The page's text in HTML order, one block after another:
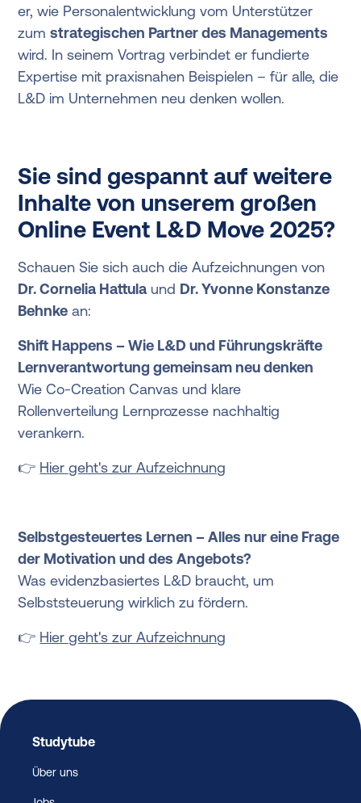
er, wie Personalentwicklung vom Unterstützer
zumstrategischen Partner des Managements
wird. In seinem Vortrag verbindet er fundierte
Expertise mit praxisnahen Beispielen – für alle, die
L&D im Unternehmen neu denken wollen.
Sie sind gespannt auf weitere
Inhalte von unserem großen
Online Event L&D Move 2025?
Schauen Sie sich auch die Aufzeichnungen von
Dr. Cornelia Hattula und Dr. Yvonne Konstanze
Behnke an:
Shift Happens – Wie L&D und Führungskräfte
Lernverantwortung gemeinsam neu denken
Wie Co-Creation Canvas und klare
Rollenverteilung Lernprozesse nachhaltig
verankern.
👉 Hier geht's zur Aufzeichnung
Selbstgesteuertes Lernen – Alles nur eine Frage
der Motivation und des Angebots?
Was evidenzbasiertes L&D braucht, um
Selbststeuerung wirklich zu fördern.
👉 Hier geht's zur Aufzeichnung
Studytube
Über uns